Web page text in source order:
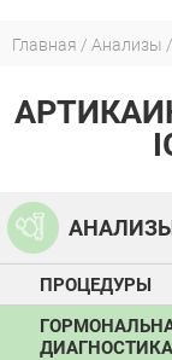
здесь
Главная Анализы
Back
to
ПРОЦЕДУРЫ
ДИАГНОСТИКА